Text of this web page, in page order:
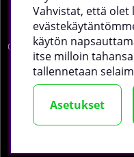
© 2026
Vahvistat, että olet
käytön
itse milloin
tallennetaan
Asetukset